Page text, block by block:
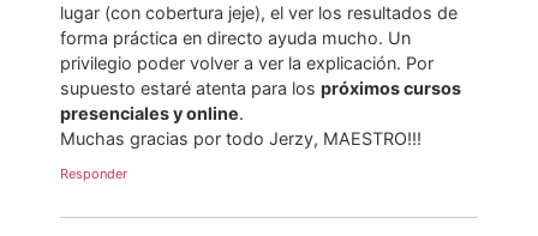
lugar (con cobertura jeje), el ver los resultados de
forma práctica en directo ayuda mucho. Un
privilegio poder volver a ver la explicación. Por
supuesto estaré atenta para los próximos cursos
presenciales y online.
Muchas gracias por todo Jerzy, MAESTRO!!!
Responder